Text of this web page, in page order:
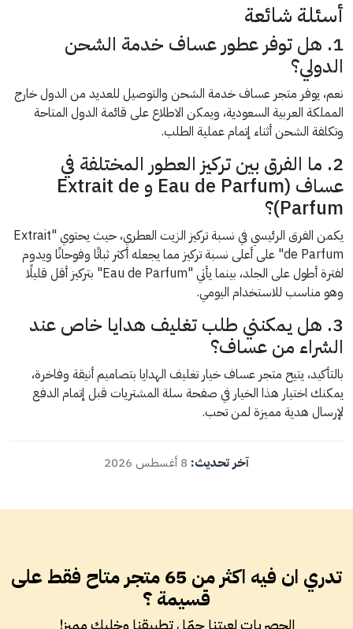
أسئلة شائعة
1. هل توفر عطور عساف خدمة الشحن
الدولي؟
نعم، يوفر متجر عساف خدمة الشحن والتوصيل للعديد من الدول خارج
المملكة العربية السعودية، ويمكن الاطلاع على قائمة الدول المتاحة
وتكلفة الشحن أثناء إتمام عملية الطلب.
2. ما الفرق بين تركيز العطور المختلفة في
عساف (Eau de Parfum و Extrait de
Parfum)؟
يكمن الفرق الرئيسي في نسبة تركيز الزيت العطري، حيث يحتوي "Extrait
de Parfum" على أعلى نسبة تركيز مما يجعله أكثر ثباتًا وفوحانًا ويدوم
لفترة أطول على الجلد، بينما يأتي "Eau de Parfum" بتركيز أقل قليلًا
وهو مناسب للاستخدام اليومي.
3. هل يمكنني طلب تغليف هدايا خاص عند
الشراء من عساف؟
بالتأكيد، يتيح متجر عساف خيار تغليف الهدايا بتصاميم أنيقة وفاخرة،
يمكنك اختيار هذا الخيار في صفحة سلة المشتريات قبل إتمام الدفع
لإرسال هدية مميزة لمن تحب.
آخر تحديث:
تدري ان فيه اكثر من 65 متجر متاح فقط على
قسيمة ؟